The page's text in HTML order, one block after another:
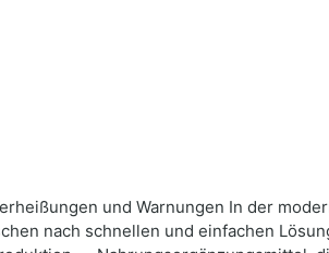
und Warnungen In der
nach schnellen und einfachen